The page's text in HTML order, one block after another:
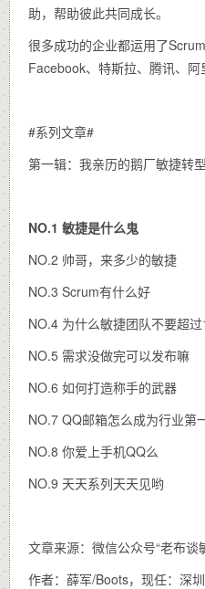
助，帮助彼此共同成长。
很多成功的企业都运用了
Facebook、特斯拉、腾讯、阿
#系列文章#
第一辑：我亲历的鹅厂敏捷转型
NO.1 敏捷是什么鬼
NO.2 帅哥，来多少的敏捷
NO.3 Scrum有什么好
NO.4 为什么敏捷团队不要超过
NO.5 需求没做完可以发布嘛
NO.6 如何打造称手的武器
NO.7 QQ邮箱怎么成为行业第
NO.8 你爱上手机QQ么
NO.9 天天系列天天见哟
文章来源：微信公众号“老布谈
作者：薛军/Boots，现任：深